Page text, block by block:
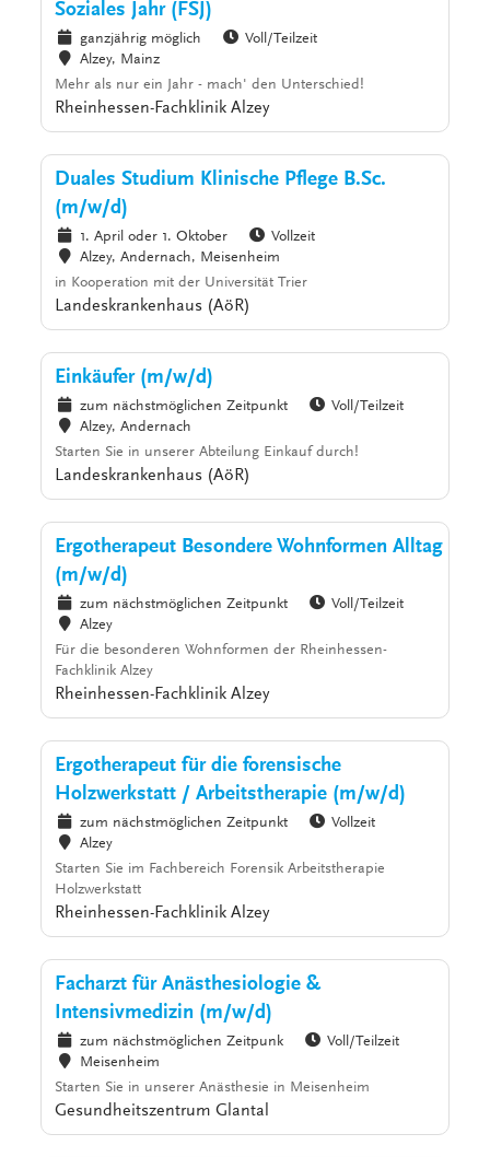
Soziales Jahr (FSJ)
ganzjährig möglich
Voll/Teilzeit
Alzey, Mainz
Mehr als nur ein Jahr - mach' den Unterschied!
Rheinhessen-Fachklinik Alzey
Duales Studium Klinische Pflege B.Sc.
(m/w/d)
1. April oder 1. Oktober
Vollzeit
Alzey, Andernach, Meisenheim
in Kooperation mit der Universität Trier
Landeskrankenhaus (AöR)
Einkäufer (m/w/d)
zum nächstmöglichen Zeitpunkt
Voll/Teilzeit
Alzey, Andernach
Starten Sie in unserer Abteilung Einkauf durch!
Landeskrankenhaus (AöR)
Ergotherapeut Besondere Wohnformen Alltag
(m/w/d)
zum nächstmöglichen Zeitpunkt
Voll/Teilzeit
Alzey
Für die besonderen Wohnformen der Rheinhessen-
Fachklinik Alzey
Rheinhessen-Fachklinik Alzey
Ergotherapeut für die forensische
Holzwerkstatt / Arbeitstherapie (m/w/d)
zum nächstmöglichen Zeitpunkt
Vollzeit
Alzey
Starten Sie im Fachbereich Forensik Arbeitstherapie
Holzwerkstatt
Rheinhessen-Fachklinik Alzey
Facharzt für Anästhesiologie &
Intensivmedizin (m/w/d)
zum nächstmöglichen Zeitpunk
Voll/Teilzeit
Meisenheim
Starten Sie in unserer Anästhesie in Meisenheim
Gesundheitszentrum Glantal